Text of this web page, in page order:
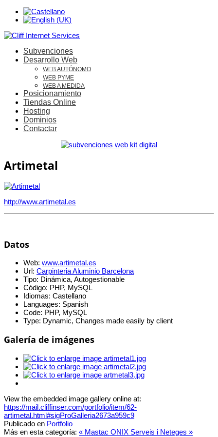
Subvenciones
Desarrollo Web
WEB AUTÓNOMO
WEB PYME
WEB A MEDIDA
Posicionamiento
Tiendas Online
Hosting
Dominios
Contactar
Artimetal
http://www.artimetal.es
Datos
Web: www.artimetal.es
Url: Carpinteria Aluminio Barcelona
Tipo: Dinámica, Autogestionable
Código: PHP, MySQL
Idiomas: Castellano
Languages: Spanish
Code: PHP, MySQL
Type: Dynamic, Changes made easily by client
Galería de imágenes
View the embedded image gallery online at:
https://mail.cliffinser.com/portfolio/item/62-
artimetal.html#sigProGalleria2673a959c9
Publicado en Portfolio
Más en esta categoría: « Mastac ONIX Serveis i Neteges »